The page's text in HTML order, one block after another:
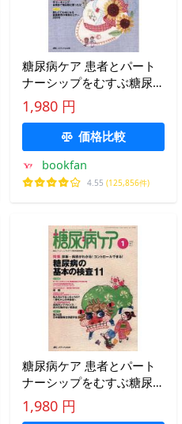
糖尿病ケア 患者とパート
ナーシップをむすぶ糖尿病
療養援助 Vol.6No.8(2009-
8)
1,980 円
価格比較
bookfan
4.55 (125,856件)
糖尿病ケア 患者とパート
ナーシップをむすぶ糖尿病
療養援助 Vol.7No.1(2010-
1)
1,980 円